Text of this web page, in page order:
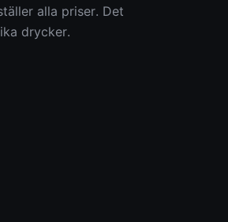
alla priser. Det
drycker.